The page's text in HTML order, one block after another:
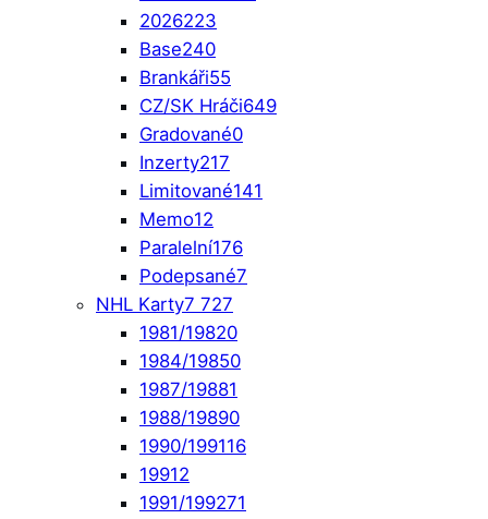
2026223
Base240
Brankáři55
CZ/SK Hráči649
Gradované0
Inzerty217
Limitované141
Memo12
Paralelní176
Podepsané7
NHL Karty7 727
1981/19820
1984/19850
1987/19881
1988/19890
1990/199116
19912
1991/199271